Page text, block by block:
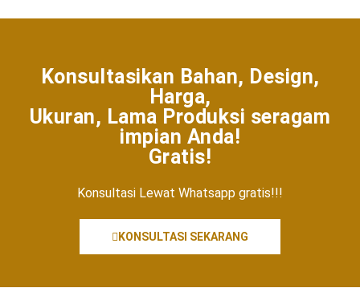
Konsultasikan Bahan, Design,
Harga,
Ukuran, Lama Produksi seragam
impian Anda!
Gratis!
Konsultasi Lewat Whatsapp gratis!!!
KONSULTASI SEKARANG